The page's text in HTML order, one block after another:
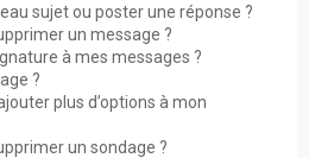
sujet ou poster une réponse ?
un message ?
à mes messages ?
?
plus d’options à mon
un sondage ?